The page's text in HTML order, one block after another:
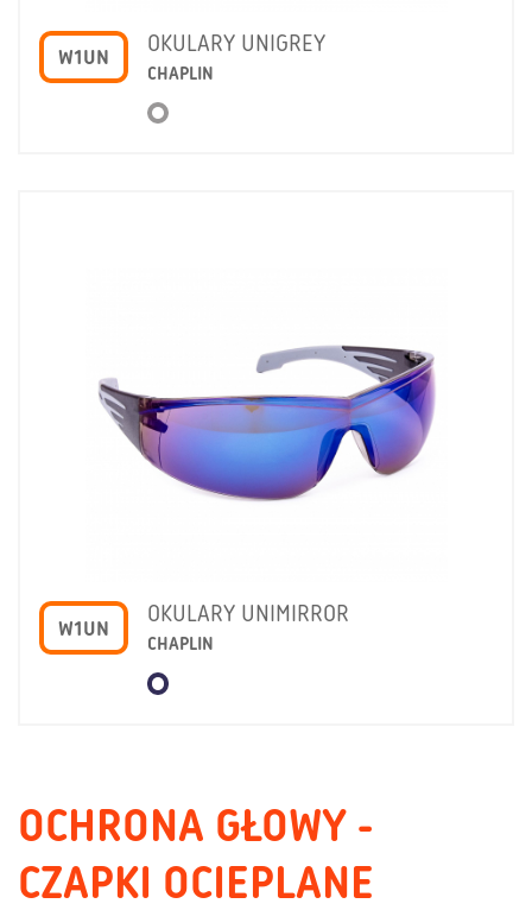
W1UN
OKULARY UNIGREY
CHAPLIN
W1UN
OKULARY UNIMIRROR
CHAPLIN
OCHRONA GŁOWY -
CZAPKI OCIEPLANE